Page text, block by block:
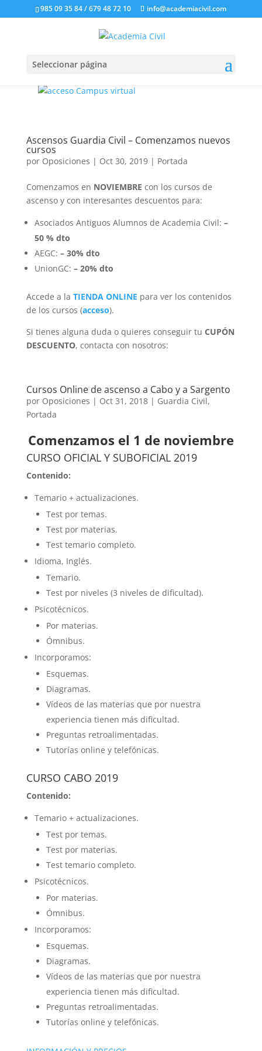
985 09 35 84 / 679 48 72 10 info@academiacivil.com
Seleccionar página
Ascensos Guardia Civil – Comenzamos nuevos
cursos
por Oposiciones | Oct 30, 2019| Portada
Comenzamos en NOVIEMBRE con los cursos de
ascenso y con interesantes descuentos para:
Asociados Antiguos Alumnos de Academia Civil: –
50 % dto
AEGC: – 30% dto
UnionGC: – 20% dto
Accede a la TIENDA ONLINE para ver los contenidos
de los cursos (acceso).
Si tienes alguna duda o quieres conseguir tu CUPÓN
DESCUENTO, contacta con nosotros:
Cursos Online de ascenso a Cabo y a Sargento
por Oposiciones | Oct 31, 2018| Guardia Civil,
Portada
Comenzamos el 1 de noviembre
CURSO OFICIAL Y SUBOFICIAL 2019
Contenido:
Temario + actualizaciones.
Test por temas.
Test por materias.
Test temario completo.
Idioma, Inglés.
Temario.
Test por niveles (3 niveles de dificultad).
Psicotécnicos.
Por materias.
Ómnibus.
Incorporamos:
Esquemas.
Diagramas.
Vídeos de las materias que por nuestra
experiencia tienen más dificultad.
Preguntas retroalimentadas.
Tutorías online y telefónicas.
CURSO CABO 2019
Contenido:
Temario + actualizaciones.
Test por temas.
Test por materias.
Test temario completo.
Psicotécnicos.
Por materias.
Ómnibus.
Incorporamos:
Esquemas.
Diagramas.
Vídeos de las materias que por nuestra
experiencia tienen más dificultad.
Preguntas retroalimentadas.
Tutorías online y telefónicas.